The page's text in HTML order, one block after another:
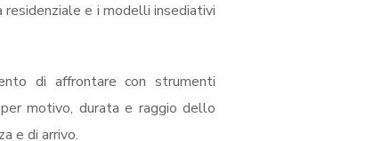
e i modelli insediativi
di affrontare con strumenti
motivo, durata e raggio dello
e di arrivo.